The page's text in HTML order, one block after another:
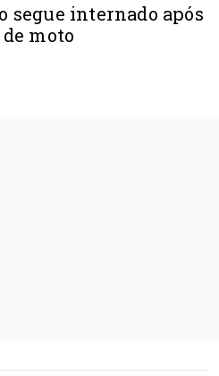
segue internado após
moto